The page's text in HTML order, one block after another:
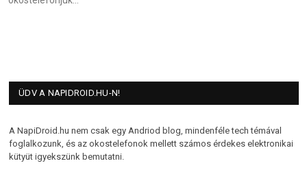
ÜDV A NAPIDROID.HU-N!
A NapiDroid.hu nem csak egy Andriod blog, mindenféle tech témával
foglalkozunk, és az okostelefonok mellett számos érdekes elektronikai
kütyüt igyekszünk bemutatni.